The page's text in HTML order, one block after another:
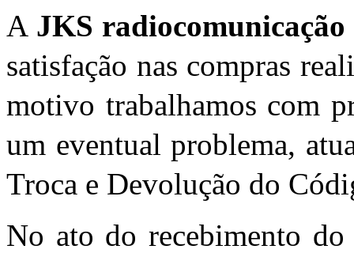
A JKS radiocomunicação
satisfação nas compras
motivo trabalhamos com
um eventual problema,
Troca e Devolução do
No ato do recebimento